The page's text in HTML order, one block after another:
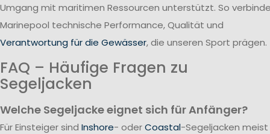
Umgang mit maritimen Ressourcen unterstützt. So
Marinepool technische Performance, Qualität und
Verantwortung für die Gewässer, die unseren Sport prägen.
FAQ – Häufige Fragen zu
Segeljacken
Welche Segeljacke eignet sich für Anfänger?
Für Einsteiger sind Inshore- oderCoastal-Segeljacken meist